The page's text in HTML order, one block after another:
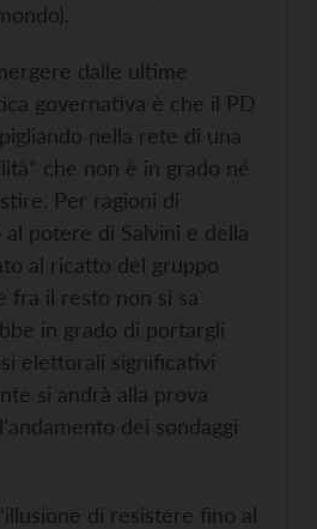
dalle ultime
governativa è che il PD
nella rete di una
che non è in grado né
Per ragioni di
al potere di Salvini e della
al ricatto del gruppo
fra il resto non si sa
in grado di portargli
elettorali significativi
si andrà alla prova
dei sondaggi
di resistere fino al